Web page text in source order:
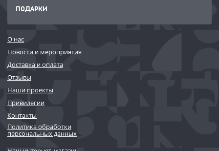
ПОДАРКИ
О нас
Новости и мероприятия
Доставка и оплата
Отзывы
Наши проекты
Привилегии
Контакты
Политика обработки
персональных данных